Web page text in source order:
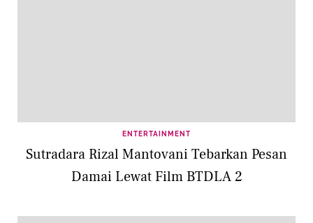
ENTERTAINMENT
Sutradara Rizal Mantovani Tebarkan Pesan
Damai Lewat Film BTDLA 2